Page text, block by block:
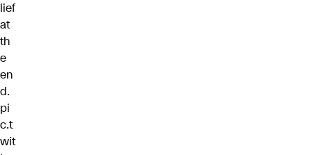
lief
at
th
e
en
d.
pi
c.t
wit